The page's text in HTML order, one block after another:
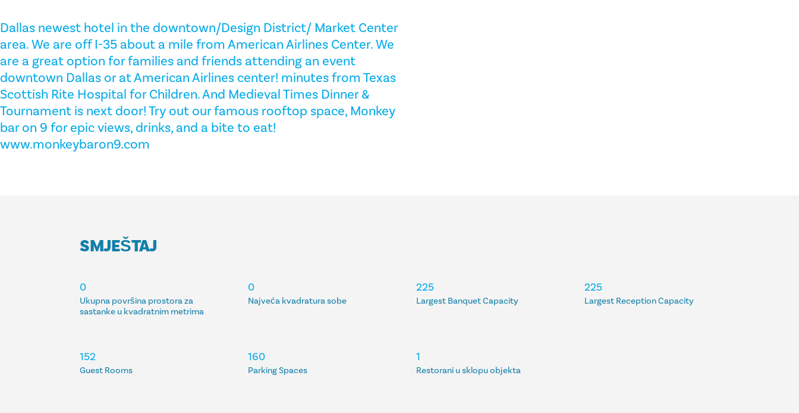
Dallas newest hotel in the downtown/Design District/ Market Center
area. We are off I-35 about a mile from American Airlines Center. We
are a great option for families and friends attending an event
downtown Dallas or at American Airlines center! minutes from Texas
Scottish Rite Hospital for Children. And Medieval Times Dinner &
Tournament is next door! Try out our famous rooftop space, Monkey
bar on 9 for epic views, drinks, and a bite to eat!
www.monkeybaron9.com
SMJEŠTAJ
SMJEŠTAJ
Ukupna površina prostora za
sastanke u kvadratnim metrima
0
Najveća kvadratura sobe
0
Largest Banquet Capacity
225
Largest Reception Capacity
225
Guest Rooms
152
Parking Spaces
160
Restorani u sklopu objekta
1